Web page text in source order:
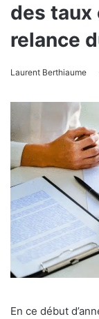
des taux
relance
Laurent Berthiaume
En ce début